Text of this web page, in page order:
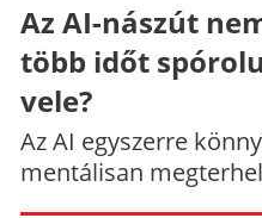
Az AI-nászút
több időt
vele?
Az AI egyszerre
mentálisan